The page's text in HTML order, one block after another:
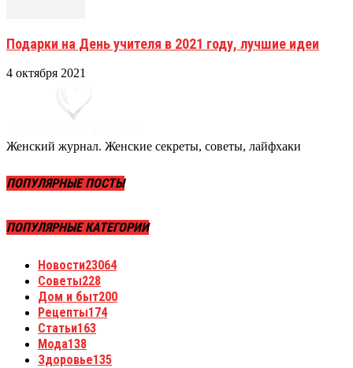
Подарки на День учителя в 2021 году, лучшие идеи
4 октября 2021
Женский журнал. Женские секреты, советы, лайфхаки
ПОПУЛЯРНЫЕ ПОСТЫ
ПОПУЛЯРНЫЕ КАТЕГОРИИ
Новости23064
Советы228
Дом и быт200
Рецепты174
Статьи163
Мода138
Здоровье135